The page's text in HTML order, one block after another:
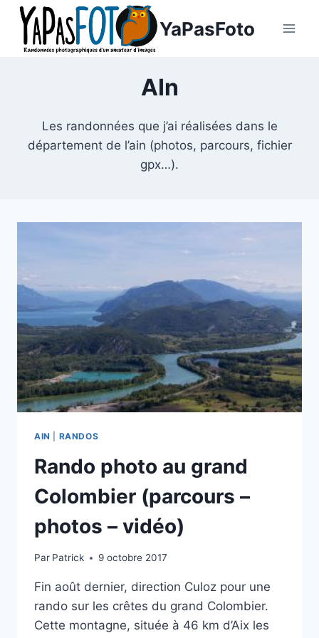
Aller
contenu
YaPasFoto
AIn
Les randonnées que j’ai réalisées dans le
département de l’ain (photos, parcours, fichier
gpx…).
AIN RANDOS
Rando photo au grand
Colombier (parcours –
photos – vidéo)
Par Patrick 9 octobre 2017
Fin août dernier, direction Culoz pour une
rando sur les crêtes du grand Colombier.
Cette montagne, située à 46 km d’Aix les